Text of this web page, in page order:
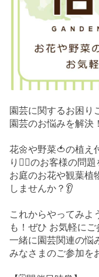
園芸に関するお困り
園芸のお悩みを解決
花🌼や野菜🍅の植え
り😮‍💨のお客様の問題
お庭のお花や観葉植
しませんか？👂
これからやってみよ
も！ぜひ お気軽に
一緒に園芸関連の悩
みなさまのご参加を